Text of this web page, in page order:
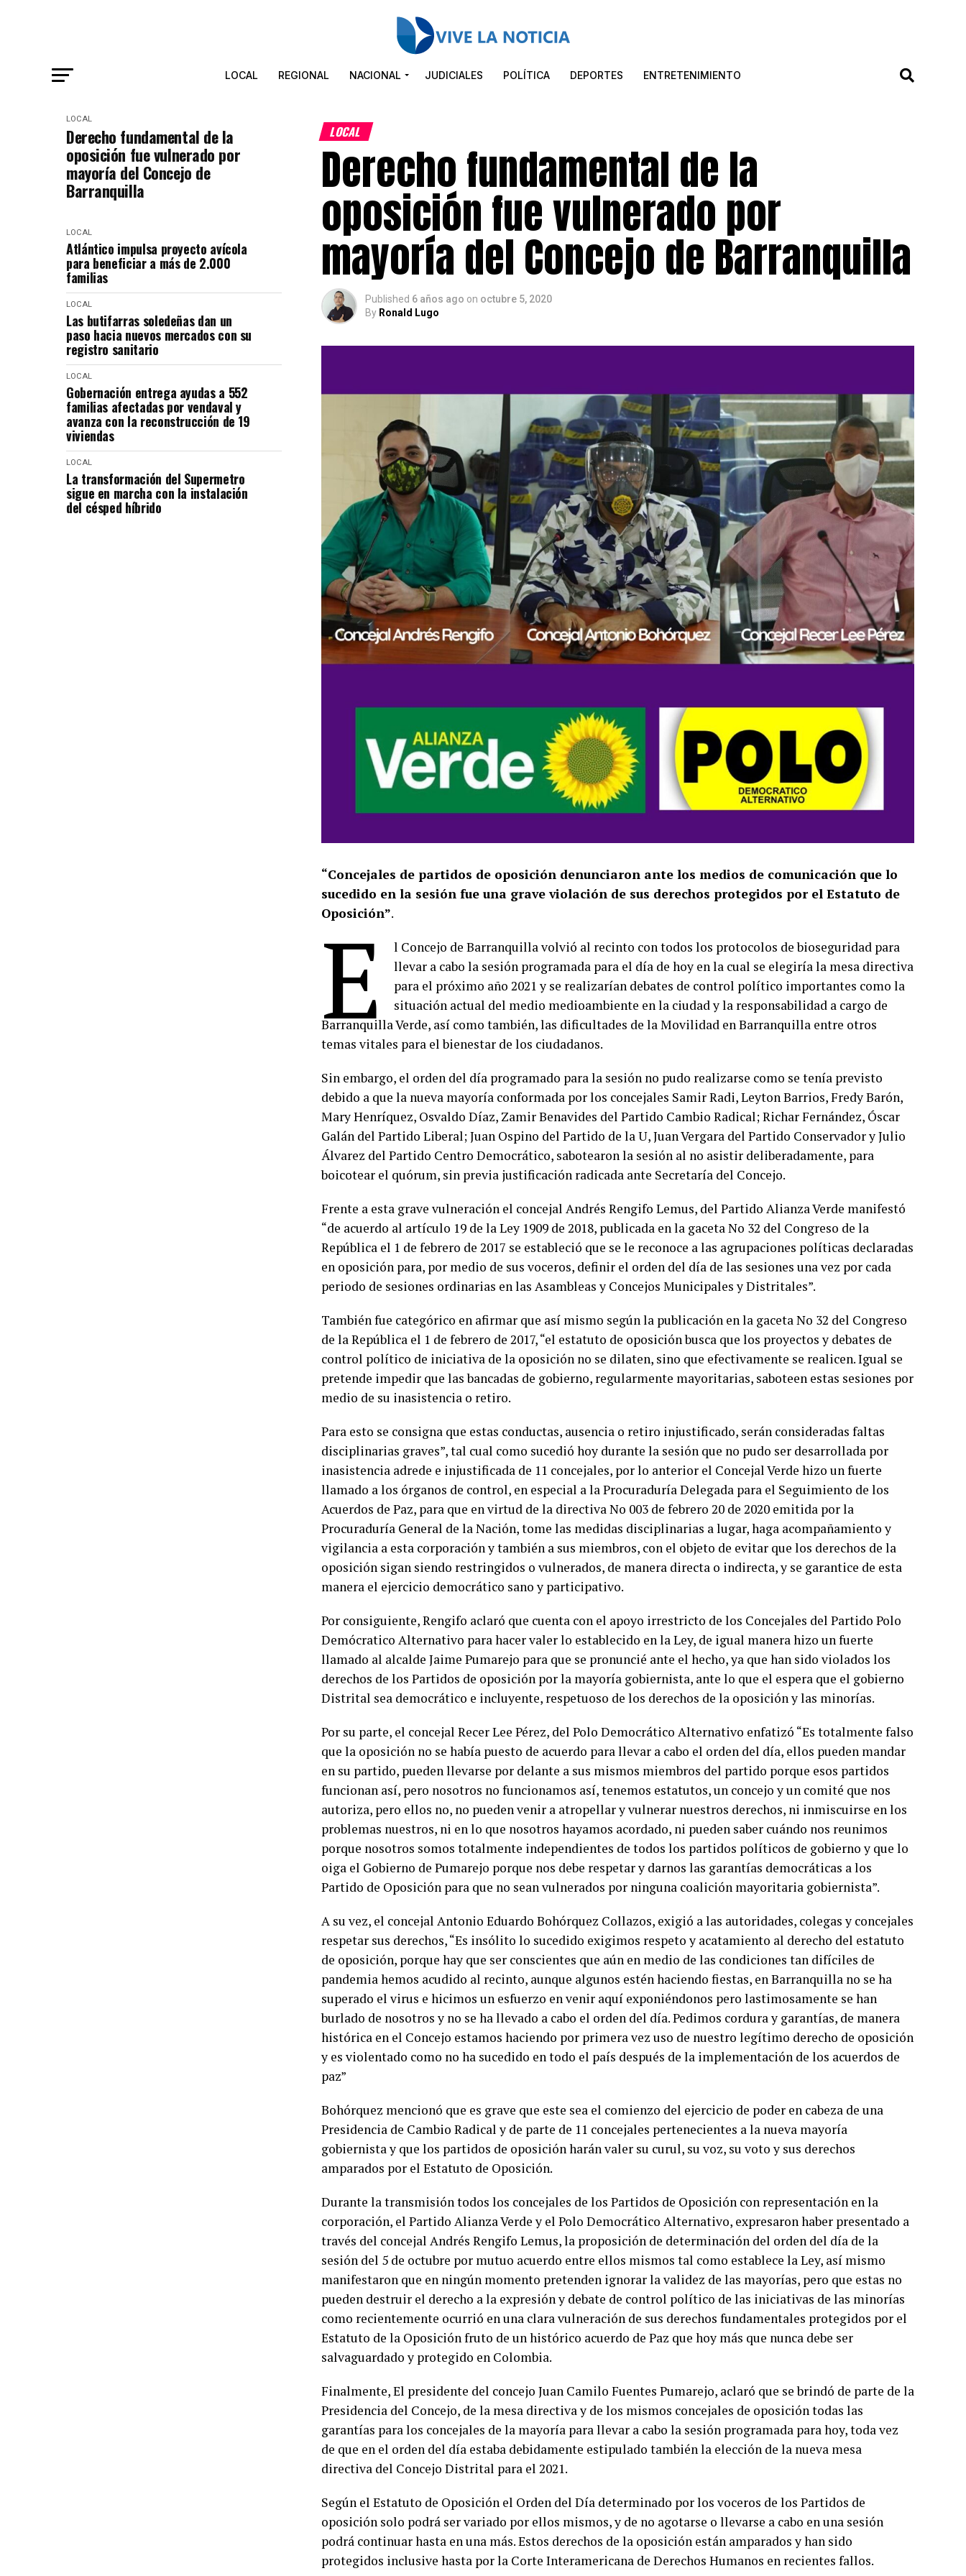
LOCAL REGIONAL NACIONAL JUDICIALES POLÍTICA DEPORTES ENTRETENIMIENTO
LOCAL
Derecho fundamental de la
oposición fue vulnerado por
mayoría del Concejo de
Barranquilla
LOCAL
Atlántico impulsa proyecto avícola
para beneficiar a más de 2.000
familias
LOCAL
Las butifarras soledeñas dan un
paso hacia nuevos mercados con su
registro sanitario
LOCAL
Gobernación entrega ayudas a 552
familias afectadas por vendaval y
avanza con la reconstrucción de 19
viviendas
LOCAL
La transformación del Supermetro
sigue en marcha con la instalación
del césped híbrido
LOCAL
Derecho fundamental de la
oposición fue vulnerado por
mayoría del Concejo de Barranquilla
Published 6 años ago on octubre 5, 2020
By Ronald Lugo
“Concejales de partidos de oposición denunciaron ante los medios de comunicación que lo
sucedido en la sesión fue una grave violación de sus derechos protegidos por el Estatuto de
Oposición”.
E
l Concejo de Barranquilla volvió al recinto con todos los protocolos de bioseguridad para
llevar a cabo la sesión programada para el día de hoy en la cual se elegiría la mesa directiva
para el próximo año 2021 y se realizarían debates de control político importantes como la
situación actual del medio medioambiente en la ciudad y la responsabilidad a cargo de
Barranquilla Verde, así como también, las dificultades de la Movilidad en Barranquilla entre otros
temas vitales para el bienestar de los ciudadanos.
Sin embargo, el orden del día programado para la sesión no pudo realizarse como se tenía previsto
debido a que la nueva mayoría conformada por los concejales Samir Radi, Leyton Barrios, Fredy Barón,
Mary Henríquez, Osvaldo Díaz, Zamir Benavides del Partido Cambio Radical; Richar Fernández, Óscar
Galán del Partido Liberal; Juan Ospino del Partido de la U, Juan Vergara del Partido Conservador y Julio
Álvarez del Partido Centro Democrático, sabotearon la sesión al no asistir deliberadamente, para
boicotear el quórum, sin previa justificación radicada ante Secretaría del Concejo.
Frente a esta grave vulneración el concejal Andrés Rengifo Lemus, del Partido Alianza Verde manifestó
“de acuerdo al artículo 19 de la Ley 1909 de 2018, publicada en la gaceta No 32 del Congreso de la
República el 1 de febrero de 2017 se estableció que se le reconoce a las agrupaciones políticas declaradas
en oposición para, por medio de sus voceros, definir el orden del día de las sesiones una vez por cada
periodo de sesiones ordinarias en las Asambleas y Concejos Municipales y Distritales”.
También fue categórico en afirmar que así mismo según la publicación en la gaceta No 32 del Congreso
de la República el 1 de febrero de 2017, “el estatuto de oposición busca que los proyectos y debates de
control político de iniciativa de la oposición no se dilaten, sino que efectivamente se realicen. Igual se
pretende impedir que las bancadas de gobierno, regularmente mayoritarias, saboteen estas sesiones por
medio de su inasistencia o retiro.
Para esto se consigna que estas conductas, ausencia o retiro injustificado, serán consideradas faltas
disciplinarias graves”, tal cual como sucedió hoy durante la sesión que no pudo ser desarrollada por
inasistencia adrede e injustificada de 11 concejales, por lo anterior el Concejal Verde hizo un fuerte
llamado a los órganos de control, en especial a la Procuraduría Delegada para el Seguimiento de los
Acuerdos de Paz, para que en virtud de la directiva No 003 de febrero 20 de 2020 emitida por la
Procuraduría General de la Nación, tome las medidas disciplinarias a lugar, haga acompañamiento y
vigilancia a esta corporación y también a sus miembros, con el objeto de evitar que los derechos de la
oposición sigan siendo restringidos o vulnerados, de manera directa o indirecta, y se garantice de esta
manera el ejercicio democrático sano y participativo.
Por consiguiente, Rengifo aclaró que cuenta con el apoyo irrestricto de los Concejales del Partido Polo
Demócratico Alternativo para hacer valer lo establecido en la Ley, de igual manera hizo un fuerte
llamado al alcalde Jaime Pumarejo para que se pronuncié ante el hecho, ya que han sido violados los
derechos de los Partidos de oposición por la mayoría gobiernista, ante lo que el espera que el gobierno
Distrital sea democrático e incluyente, respetuoso de los derechos de la oposición y las minorías.
Por su parte, el concejal Recer Lee Pérez, del Polo Democrático Alternativo enfatizó “Es totalmente falso
que la oposición no se había puesto de acuerdo para llevar a cabo el orden del día, ellos pueden mandar
en su partido, pueden llevarse por delante a sus mismos miembros del partido porque esos partidos
funcionan así, pero nosotros no funcionamos así, tenemos estatutos, un concejo y un comité que nos
autoriza, pero ellos no, no pueden venir a atropellar y vulnerar nuestros derechos, ni inmiscuirse en los
problemas nuestros, ni en lo que nosotros hayamos acordado, ni pueden saber cuándo nos reunimos
porque nosotros somos totalmente independientes de todos los partidos políticos de gobierno y que lo
oiga el Gobierno de Pumarejo porque nos debe respetar y darnos las garantías democráticas a los
Partido de Oposición para que no sean vulnerados por ninguna coalición mayoritaria gobiernista”.
A su vez, el concejal Antonio Eduardo Bohórquez Collazos, exigió a las autoridades, colegas y concejales
respetar sus derechos, “Es insólito lo sucedido exigimos respeto y acatamiento al derecho del estatuto
de oposición, porque hay que ser conscientes que aún en medio de las condiciones tan difíciles de
pandemia hemos acudido al recinto, aunque algunos estén haciendo fiestas, en Barranquilla no se ha
superado el virus e hicimos un esfuerzo en venir aquí exponiéndonos pero lastimosamente se han
burlado de nosotros y no se ha llevado a cabo el orden del día. Pedimos cordura y garantías, de manera
histórica en el Concejo estamos haciendo por primera vez uso de nuestro legítimo derecho de oposición
y es violentado como no ha sucedido en todo el país después de la implementación de los acuerdos de
paz”
Bohórquez mencionó que es grave que este sea el comienzo del ejercicio de poder en cabeza de una
Presidencia de Cambio Radical y de parte de 11 concejales pertenecientes a la nueva mayoría
gobiernista y que los partidos de oposición harán valer su curul, su voz, su voto y sus derechos
amparados por el Estatuto de Oposición.
Durante la transmisión todos los concejales de los Partidos de Oposición con representación en la
corporación, el Partido Alianza Verde y el Polo Democrático Alternativo, expresaron haber presentado a
través del concejal Andrés Rengifo Lemus, la proposición de determinación del orden del día de la
sesión del 5 de octubre por mutuo acuerdo entre ellos mismos tal como establece la Ley, así mismo
manifestaron que en ningún momento pretenden ignorar la validez de las mayorías, pero que estas no
pueden destruir el derecho a la expresión y debate de control político de las iniciativas de las minorías
como recientemente ocurrió en una clara vulneración de sus derechos fundamentales protegidos por el
Estatuto de la Oposición fruto de un histórico acuerdo de Paz que hoy más que nunca debe ser
salvaguardado y protegido en Colombia.
Finalmente, El presidente del concejo Juan Camilo Fuentes Pumarejo, aclaró que se brindó de parte de la
Presidencia del Concejo, de la mesa directiva y de los mismos concejales de oposición todas las
garantías para los concejales de la mayoría para llevar a cabo la sesión programada para hoy, toda vez
de que en el orden del día estaba debidamente estipulado también la elección de la nueva mesa
directiva del Concejo Distrital para el 2021.
Según el Estatuto de Oposición el Orden del Día determinado por los voceros de los Partidos de
oposición solo podrá ser variado por ellos mismos, y de no agotarse o llevarse a cabo en una sesión
podrá continuar hasta en una más. Estos derechos de la oposición están amparados y han sido
protegidos inclusive hasta por la Corte Interamericana de Derechos Humanos en recientes fallos.